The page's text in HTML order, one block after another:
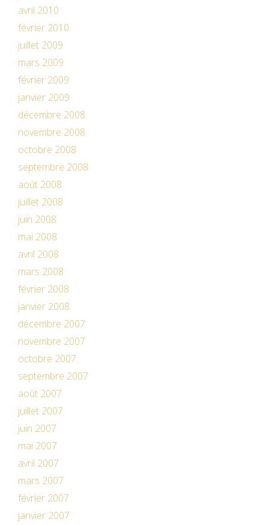
avril 2010
février 2010
juillet 2009
mars 2009
février 2009
janvier 2009
décembre 2008
novembre 2008
octobre 2008
septembre 2008
août 2008
juillet 2008
juin 2008
mai 2008
avril 2008
mars 2008
février 2008
janvier 2008
décembre 2007
novembre 2007
octobre 2007
septembre 2007
août 2007
juillet 2007
juin 2007
mai 2007
avril 2007
mars 2007
février 2007
janvier 2007